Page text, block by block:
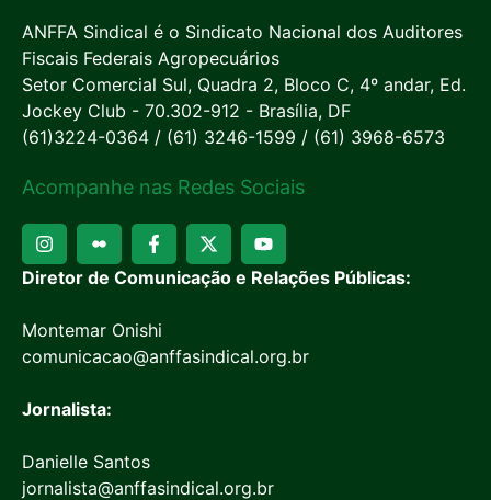
ANFFA Sindical é o Sindicato Nacional dos Auditores
Fiscais Federais Agropecuários
Setor Comercial Sul, Quadra 2, Bloco C, 4º andar, Ed.
Jockey Club - 70.302-912 - Brasília, DF
(61)3224-0364 / (61) 3246-1599 / (61) 3968-6573
Acompanhe nas Redes Sociais
Diretor de Comunicação e Relações Públicas:
Montemar Onishi
comunicacao@anffasindical.org.br
Jornalista:
Danielle Santos
jornalista@anffasindical.org.br